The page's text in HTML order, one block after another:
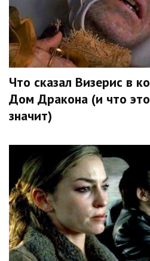
Что сказал Визерис в
Дом Дракона (и что
значит)